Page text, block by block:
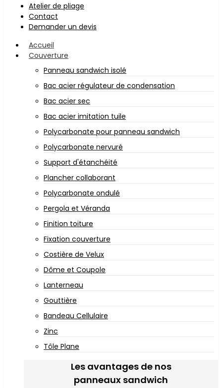
Atelier de pliage
Contact
Demander un devis
Accueil
Couverture
Panneau sandwich isolé
Bac acier régulateur de condensation
Bac acier sec
Bac acier imitation tuile
Polycarbonate pour panneau sandwich
Polycarbonate nervuré
Support d'étanchéité
Plancher collaborant
Polycarbonate ondulé
Pergola et Véranda
Finition toiture
Fixation couverture
Costière de Velux
Dôme et Coupole
Lanterneau
Gouttière
Bandeau Cellulaire
Zinc
Tôle Plane
Les avantages de nos
panneaux sandwich